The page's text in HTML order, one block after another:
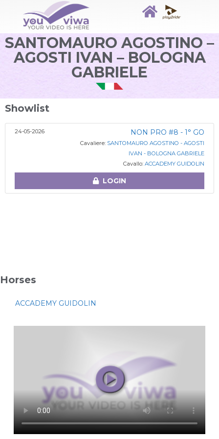
SANTOMAURO AGOSTINO –
AGOSTI IVAN – BOLOGNA
GABRIELE
Showlist
24-05-2026 NON PRO #8 - 1° GO
Cavaliere: SANTOMAURO AGOSTINO - AGOSTI
IVAN - BOLOGNA GABRIELE
Cavallo: ACCADEMY GUIDOLIN
LOGIN
Horses
ACCADEMY GUIDOLIN